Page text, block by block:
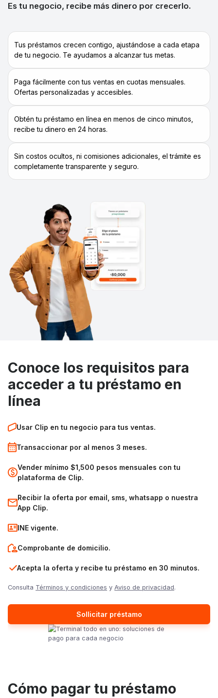
Es tu negocio, recibe más dinero por crecerlo.
Tus préstamos crecen contigo, ajustándose a cada etapa
de tu negocio. Te ayudamos a alcanzar tus metas.
Paga fácilmente con tus ventas en cuotas mensuales.
Ofertas personalizadas y accesibles.
Obtén tu préstamo en línea en menos de cinco minutos,
recibe tu dinero en 24 horas.
Sin costos ocultos, ni comisiones adicionales, el trámite es
completamente transparente y seguro.
Conoce los requisitos para
acceder a tu préstamo en
línea
Usar Clip en tu negocio para tus ventas.
Transaccionar por al menos 3 meses.
Vender mínimo $1,500 pesos mensuales con tu
plataforma de Clip.
Recibir la oferta por email, sms, whatsapp o nuestra
App Clip.
INE vigente.
Comprobante de domicilio.
Acepta la oferta y recibe tu préstamo en 30 minutos.
Consulta Términos y condiciones y Aviso de privacidad.
Sollicitar préstamo
Cómo pagar tu préstamo